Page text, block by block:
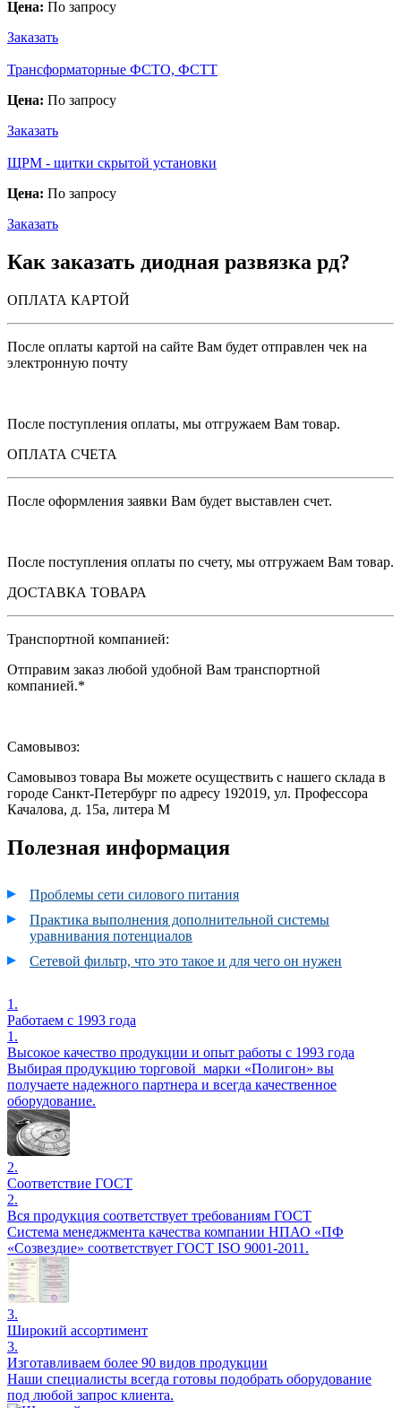
Цена: По запросу
Заказать
Трансформаторные ФСТО, ФСТТ
Цена: По запросу
Заказать
ЩРМ - щитки скрытой установки
Цена: По запросу
Заказать
Как заказать диодная развязка рд?
ОПЛАТА КАРТОЙ
После оплаты картой на сайте Вам будет отправлен чек на
электронную почту
После поступления оплаты, мы отгружаем Вам товар.
ОПЛАТА СЧЕТА
После оформления заявки Вам будет выставлен счет.
После поступления оплаты по счету, мы отгружаем Вам товар.
ДОСТАВКА ТОВАРА
Транспортной компанией:
Отправим заказ любой удобной Вам транспортной
компанией.*
Самовывоз:
Самовывоз товара Вы можете осуществить с нашего склада в
городе Санкт-Петербург по адресу 192019, ул. Профессора
Качалова, д. 15а, литера М
Полезная информация
Проблемы сети силового питания
Практика выполнения дополнительной системы
уравнивания потенциалов
Сетевой фильтр, что это такое и для чего он нужен
1.
Работаем с 1993 года
1.
Высокое качество продукции и опыт работы с 1993 года
Выбирая продукцию торговой марки «Полигон» вы
получаете надежного партнера и всегда качественное
оборудование.
2.
Соответствие ГОСТ
2.
Вся продукция соответствует требованиям ГОСТ
Система менеджмента качества компании НПАО «ПФ
«Созвездие» соответствует ГОСТ ISO 9001-2011.
3.
Широкий ассортимент
3.
Изготавливаем более 90 видов продукции
Наши специалисты всегда готовы подобрать оборудование
под любой запрос клиента.